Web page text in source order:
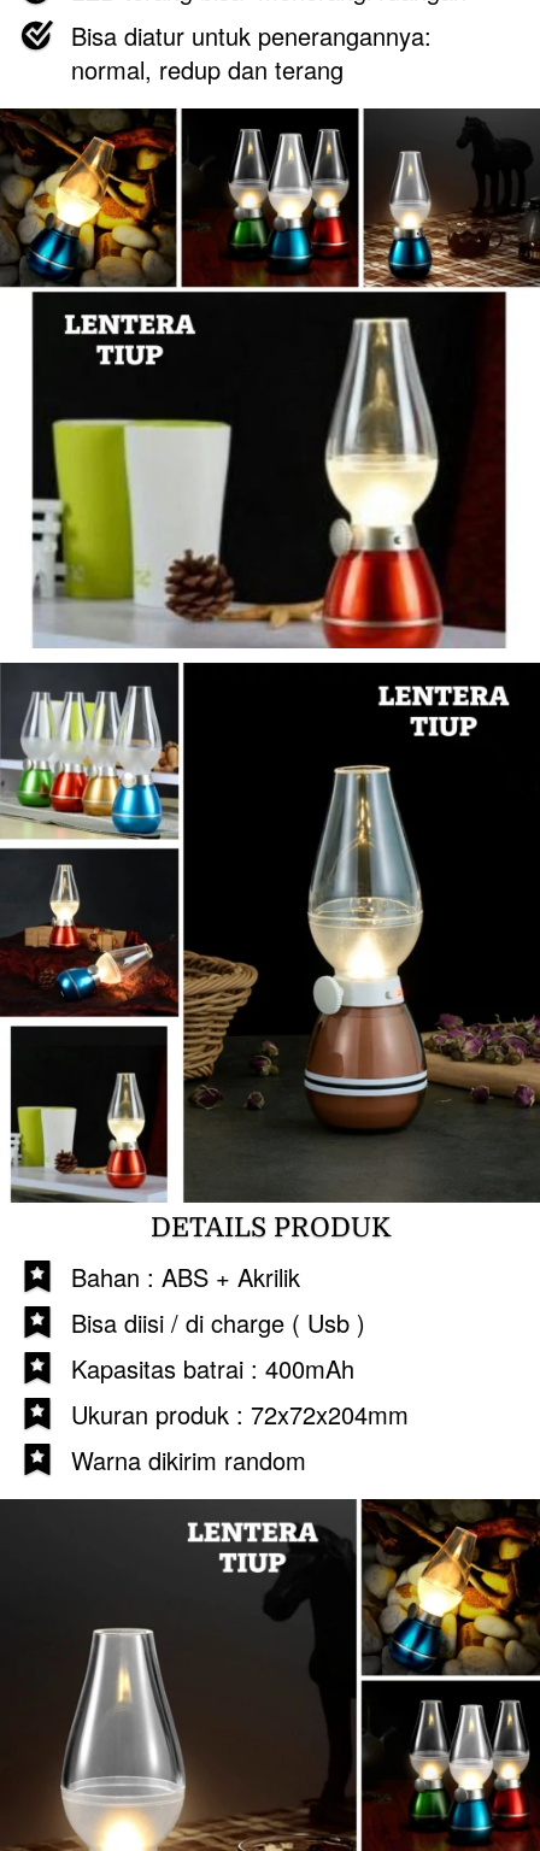
Bisa diatur untuk penerangannya:
normal, redup dan terang
DETAILS PRODUK
Bahan : ABS + Akrilik
Bisa diisi / di charge ( Usb )
Kapasitas batrai : 400mAh
Ukuran produk : 72x72x204mm
Warna dikirim random